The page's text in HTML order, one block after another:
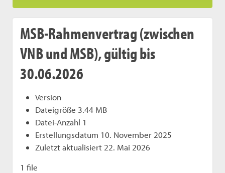
MSB-Rahmenvertrag (zwischen
VNB und MSB), gültig bis
30.06.2026
Version
Dateigröße 3.44 MB
Datei-Anzahl 1
Erstellungsdatum 10. November 2025
Zuletzt aktualisiert 22. Mai 2026
1 file